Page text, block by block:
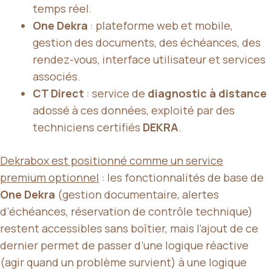
temps réel.
One Dekra : plateforme web et mobile,
gestion des documents, des échéances, des
rendez-vous, interface utilisateur et services
associés.
CT Direct : service de diagnostic à distance
adossé à ces données, exploité par des
techniciens certifiés DEKRA.
Dekrabox est positionné comme un service
premium optionnel : les fonctionnalités de base de
One Dekra (gestion documentaire, alertes
d’échéances, réservation de contrôle technique)
restent accessibles sans boîtier, mais l’ajout de ce
dernier permet de passer d’une logique réactive
(agir quand un problème survient) à une logique